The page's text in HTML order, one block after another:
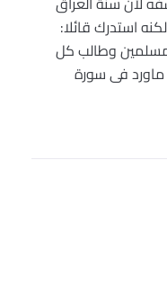
استدرك قائلا:
وطالب كل
فى سورة